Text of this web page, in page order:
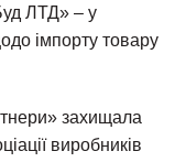
ЛТД» – у
імпорту товару
захищала
виробників